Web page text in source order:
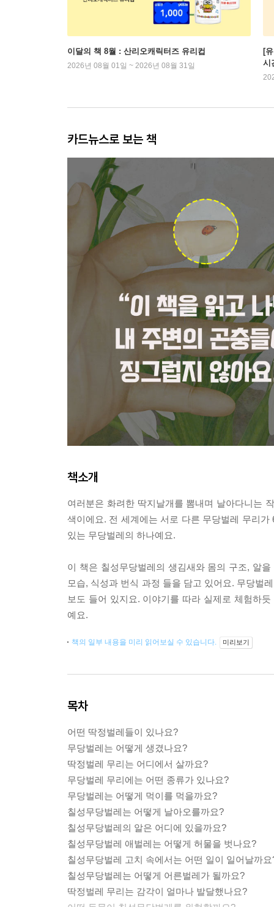
이달의 책 8월 : 산리오캐릭터즈 유리컵
2026년 08월 01일 ~ 2026년 08월 31일
[
시
카드뉴스로 보는 책
책소개
여러분은 화려한 딱지날개를 뽐내며 날아다니는
색이에요. 전 세계에는 서로 다른 무당벌레 무리
있는 무당벌레의 하나예요.
이 책은 칠성무당벌레의 생김새와 몸의 구조, 알
모습, 식성과 번식 과정 들을 담고 있어요. 무당벌
보도 들어 있지요. 이야기를 따라 실제로 체험하
예요.
책의 일부 내용을 미리 읽어보실 수 있습니다. 미리보기
목차
어떤 딱정벌레들이 있나요?
무당벌레는 어떻게 생겼나요?
딱정벌레 무리는 어디에서 살까요?
무당벌레 무리에는 어떤 종류가 있나요?
무당벌레는 어떻게 먹이를 먹을까요?
칠성무당벌레는 어떻게 날아오를까요?
칠성무당벌레의 알은 어디에 있을까요?
칠성무당벌레 애벌레는 어떻게 허물을 벗나요?
칠성무당벌레 고치 속에서는 어떤 일이 일어날까요
칠성무당벌레는 어떻게 어른벌레가 될까요?
딱정벌레 무리는 감각이 얼마나 발달했나요?